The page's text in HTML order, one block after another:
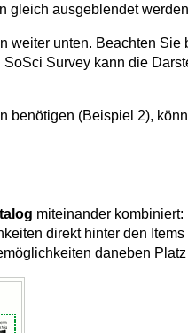
gleich ausgeblendet
unten. Beachten
Survey kann die
(Beispiel 2),
miteinander
direkt hinter den
daneben